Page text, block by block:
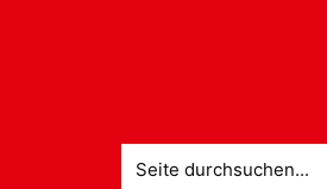
nach: